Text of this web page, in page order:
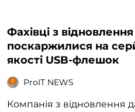
Фахівці з
поскаржилися на
якості USB-флешок
ProIT NEWS
Компанія з відновлення